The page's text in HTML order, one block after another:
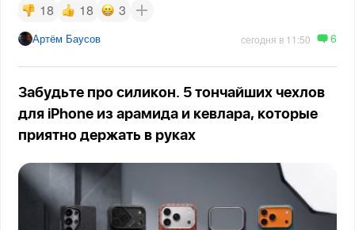
18 18 3
Артём Баусов сегодня в 11:50 6
Забудьте про силикон. 5 тончайших чехлов
для iPhone из арамида и кевлара, которые
приятно держать в руках